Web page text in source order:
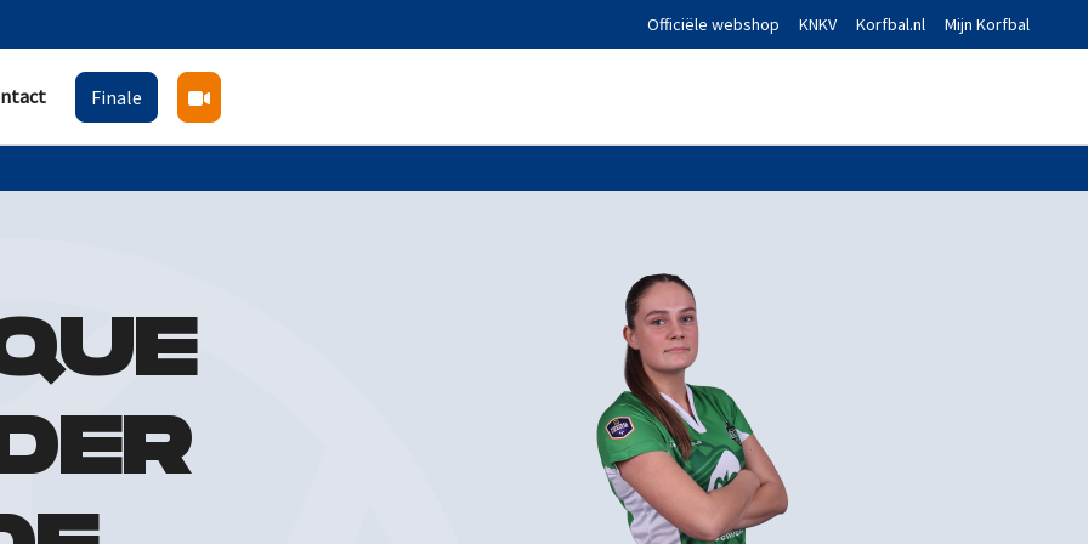
Officiële webshop KNKV Korfbal.nl Mijn Korfbal
Finale